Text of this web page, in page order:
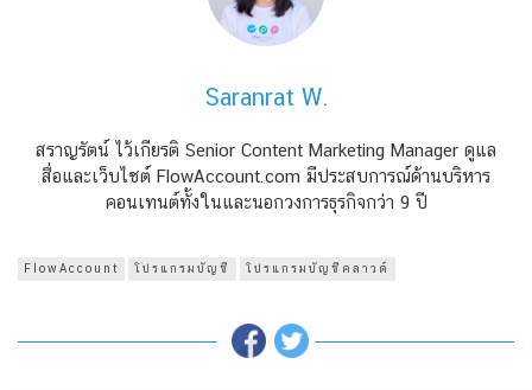
Saranrat W.
สราญรัตน์ ไว้เกียรติ Senior Content Marketing Manager ดูแล
สื่อและเว็บไซต์ FlowAccount.com มีประสบการณ์ด้านบริหาร
คอนเทนต์ทั้งในและนอกวงการธุรกิจกว่า 9 ปี
FlowAccount โปรแกรมบัญชี โปรแกรมบัญชีคลาวด์